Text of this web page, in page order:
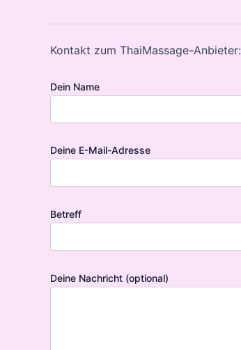
Kontakt zum ThaiMassage-Anbieter:
Dein Name
Deine E-Mail-Adresse
Betreff
Deine Nachricht (optional)